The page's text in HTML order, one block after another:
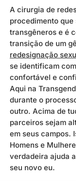
A cirurgia de
procedimento
transgêneros e é
transição de um
redesignação
se identificam
confortável e
Aqui na
durante o
outro. Acima de
parceiros sejam
em seus campos.
Homens e
verdadeira ajuda
seu novo eu.